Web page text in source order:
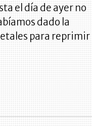
el día de ayer no
dado la
para reprimir